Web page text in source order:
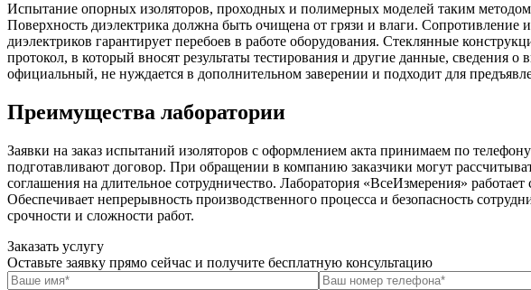
Испытание опорных изоляторов, проходных и полимерных моделей таким методом
Поверхность диэлектрика должна быть очищена от грязи и влаги.
диэлектриков гарантирует перебоев в работе оборудования. Стеклянные
протокол, в который вносят результаты тестирования и другие данные,
официальный, не нуждается в дополнительном заверении и подходит для
Преимущества лаборатории
Заявки на заказ испытаний изоляторов с оформлением акта принимаем по
подготавливают договор. При обращении в компанию заказчики могут
соглашения на длительное сотрудничество. Лаборатория «ВсеИзмерения»
Обеспечивает непрерывность производственного процесса и безопасность
срочности и сложности работ.
Заказать услугу
Оставьте заявку прямо сейчас и получите бесплатную консультацию